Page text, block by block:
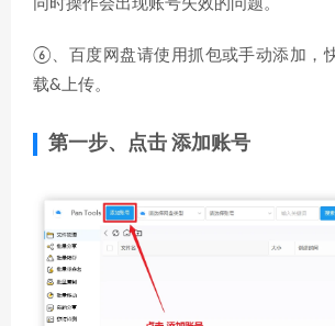
同时操作会出现账号失效的问题。
⑥、百度网盘请使用抓包或手动添加，
载&上传。
第一步、点击 添加账号